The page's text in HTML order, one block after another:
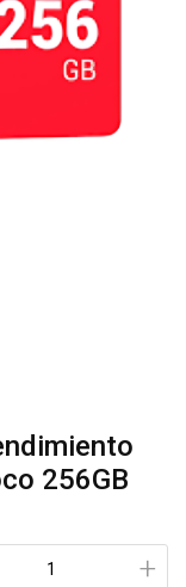
256GB
+